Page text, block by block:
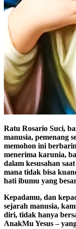
Ratu Rosario Suci,
manusia, pemenang
memohon ini
menerima karunia,
dalam kesusahan
mana tidak bisa
hati ibumu yang
Kepadamu, dan
sejarah manusia,
diri, tidak hanya
AnakMu Yesus –